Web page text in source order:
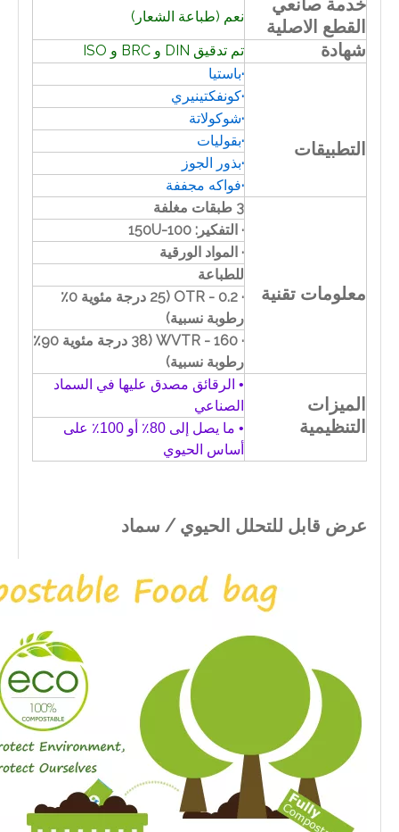
خدمة صانعي
القطع الاصلية
نعم (طباعة الشعار)
شهادة تم تدقيق DIN و BRC و ISO
التطبيقات
·باستيا
·كونفكتينيري
·شوكولاتة
·بقوليات
·بذور الجوز
·فواكه مجففة
معلومات تقنية
3 طبقات مغلفة
· التفكير: 100-150U
· المواد الورقية
للطباعة
· OTR - 0.2 (25 درجة مئوية 0٪
رطوبة نسبية)
· WVTR - 160 (38 درجة مئوية 90٪
رطوبة نسبية)
الميزات
التنظيمية
• الرقائق مصدق عليها في السماد
الصناعي
• ما يصل إلى 80٪ أو 100٪ على
أساس الحيوي
عرض قابل للتحلل الحيوي / سماد